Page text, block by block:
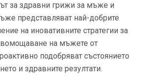
за здравни грижи за мъже и
представляват най-добрите
на иновативните стратегии за
на мъжете от
подобряват състоянието
и здравните резултати.